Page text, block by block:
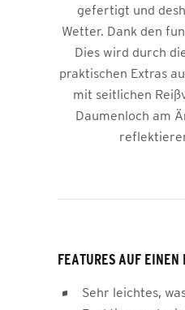
gefertigt und
Wetter. Dank den
Dies wird durch
praktischen Extras
mit seitlichen
Daumenloch am
FEATURES AUF EINEN
Sehr leichtes,